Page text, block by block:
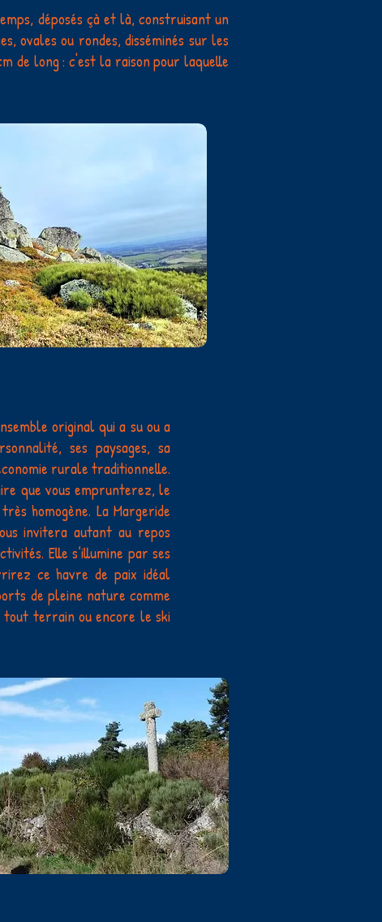
déposés çà et là, construisant un
ovales ou rondes, disséminés sur les
de long : c'est la raison pour laquelle
original qui a su ou a
ses paysages, sa
rurale traditionnelle.
que vous emprunterez, le
homogène. La Margeride
invitera autant au repos
Elle s’illumine par ses
ce havre de paix idéal
de pleine nature comme
terrain ou encore le ski